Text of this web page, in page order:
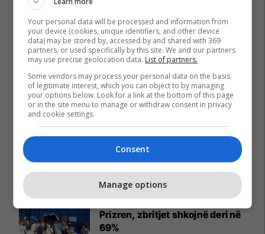
Promo
Hapet dyqani më i ri i Neptun në
Prizren, zbritjet shkojnë deri në
69%
Your personal data will be processed and information from
your device (cookies, unique identifiers, and other device
data) may be stored by, accessed by and shared with 369
partners, or used specifically by this site. We and our partners
may use precise geolocation data. List of partners.
Some vendors may process your personal data on the basis
of legitimate interest, which you can object to by managing
your options below. Look for a link at the bottom of this page
or in the site menu to manage or withdraw consent in privacy
and cookie settings.
Consent
Manage options